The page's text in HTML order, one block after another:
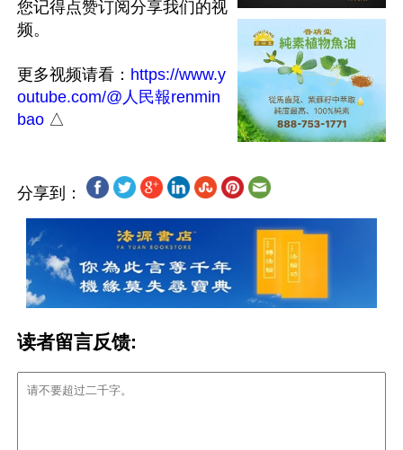
您记得点赞订阅分享我们的视
频。
更多视频请看： https://www.y
outube.com/@人民報renmin
bao
分享到：
读者留言反馈: